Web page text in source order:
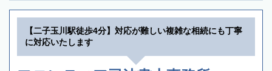
【二子玉川駅徒歩4分】対応が難しい複雑な相続にも丁寧
に対応いたします